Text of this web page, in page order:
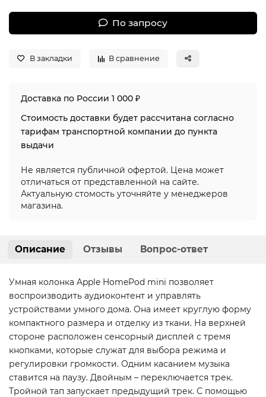
По запросу
В закладки В сравнение
Доставка по России 1 000 ₽
Стоимость доставки будет рассчитана согласно
тарифам транспортной компании до пункта
выдачи
Не является публичной офертой. Цена может
отличаться от представленной на сайте.
Актуальную стомость уточняйте у менеджеров
магазина.
Описание Отзывы Вопрос-ответ
Умная колонка Apple HomePod mini позволяет
воспроизводить аудиоконтент и управлять
устройствами умного дома. Она имеет круглую форму
компактного размера и отделку из ткани. На верхней
стороне расположен сенсорный дисплей с тремя
кнопками, которые служат для выбора режима и
регулировки громкости. Одним касанием музыка
ставится на паузу. Двойным – переключается трек.
Тройной тап запускает предыдущий трек. С помощью